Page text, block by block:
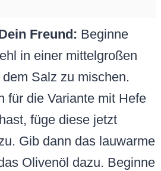
Freund: Beginne
in einer mittelgroßen
Salz zu mischen.
für die Variante mit Hefe
füge diese jetzt
Gib dann das lauwarme
Olivenöl dazu. Beginne